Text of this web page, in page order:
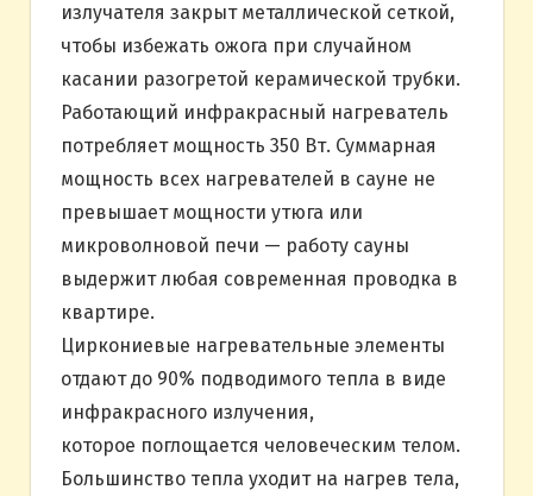
излучателя закрыт металлической сеткой,
чтобы избежать ожога при случайном
касании разогретой керамической трубки.
Работающий инфракрасный нагреватель
потребляет мощность 350 Вт. Суммарная
мощность всех нагревателей в сауне не
превышает мощности утюга или
микроволновой печи — работу сауны
выдержит любая современная проводка в
квартире.
Циркониевые нагревательные элементы
отдают до 90% подводимого тепла в виде
инфракрасного излучения,
которое поглощается человеческим телом.
Большинство тепла уходит на нагрев тела,